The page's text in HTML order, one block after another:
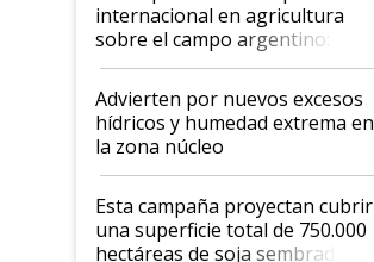
internacional en agricultura
sobre el campo argentino:
"Estoy muy impresionado"
Advierten por nuevos excesos
hídricos y humedad extrema en
la zona núcleo
Esta campaña proyectan cubrir
una superficie total de 750.000
hectáreas de soja sembradas